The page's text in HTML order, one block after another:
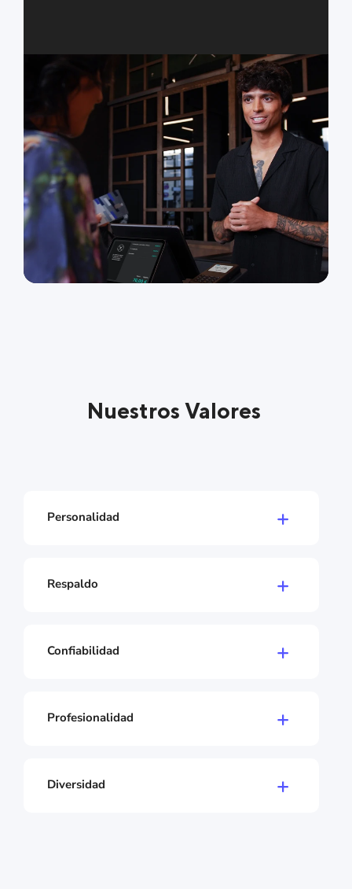
Nuestros Valores
Personalidad
importante para nosotros. Solo así podemos
Respaldo
que solo juntos podemos ser fuertes y exitosos.
Confiabilidad
nosotros, los clientes están en primer lugar, en
Profesionalidad
ser aún mejores.
Diversidad